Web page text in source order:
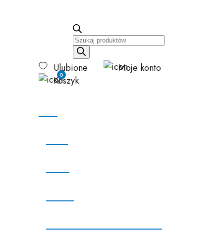
Wyszukiwarka
produktów
Ulubione Moje konto
0
Koszyk